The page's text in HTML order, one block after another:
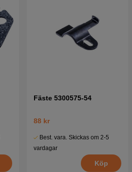
Fäste 5300575-54
88 kr
Best. vara. Skickas om 2-5
vardagar
Köp